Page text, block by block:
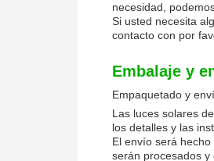
necesidad,
Si usted necesita
contacto con por
Embalaje y
Empaquetado y
Las luces solares
los detalles y las
El envío será
serán procesados y